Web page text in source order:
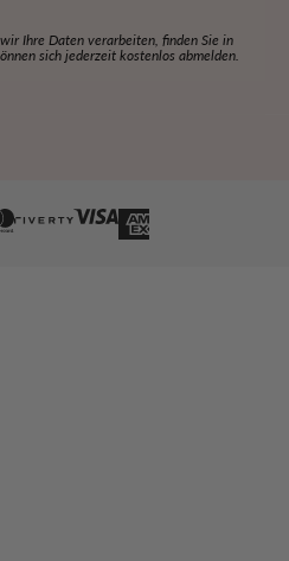
Ihre Daten verarbeiten, finden Sie in
sich jederzeit kostenlos abmelden.